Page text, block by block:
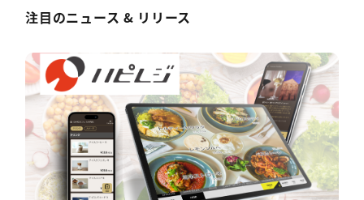
注目のニュース & リリース